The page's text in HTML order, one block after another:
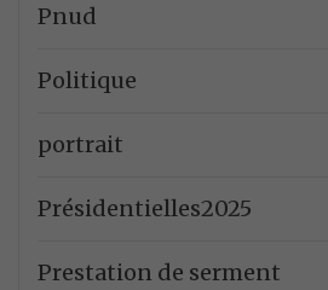
Pnud
Politique
portrait
Présidentielles2025
Prestation de serment